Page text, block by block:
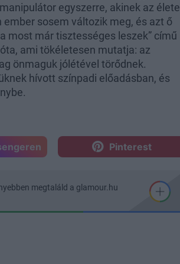
egyszerre, akinek az élete
sosem változik meg, és azt ő
most már tisztességes leszek” című
ami tökéletesen mutatja: az
önmaguk jólétével törődnek.
hívott színpadi előadásban, és
Pinterest
megtaláld a glamour.hu